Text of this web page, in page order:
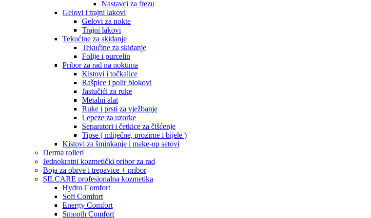
Nastavci za frezu
Gelovi i trajni lakovi
Gelovi za nokte
Trajni lakovi
Tekućine za skidanje
Tekućine za skidanje
Folije i purcelin
Pribor za rad na noktima
Kistovi i točkalice
Rašpice i polir blokovi
Jastučići za ruke
Metalni alat
Ruke i prsti za vježbanje
Lepeze za uzorke
Separatori i četkice za čišćenje
Tipse ( mliječne, prozirne i bijele )
Kistovi za šminkanje i make-up setovi
Derma rolleri
Jednokratni kozmetički pribor za rad
Boja za obrve i trepavice + pribor
SILCARE profesionalna kozmetika
Hydro Comfort
Soft Comfort
Energy Comfort
Smooth Comfort